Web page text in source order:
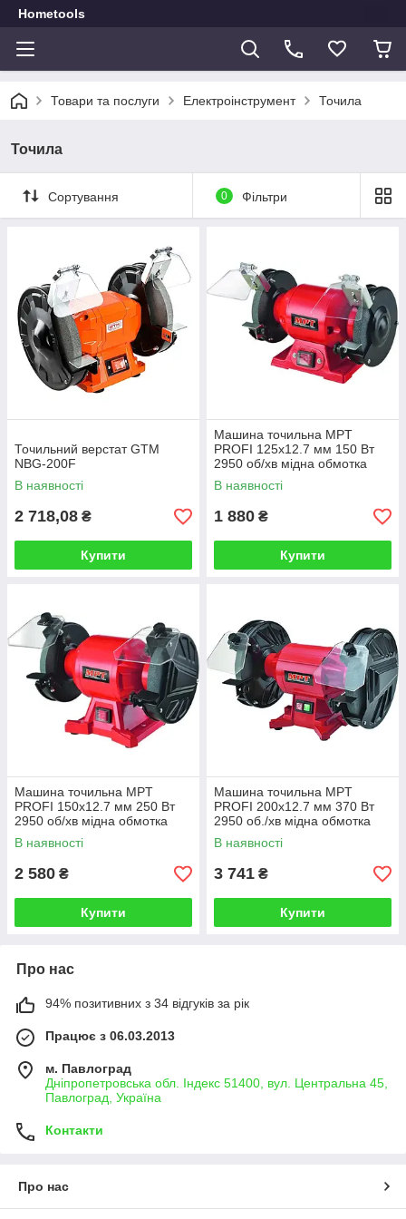
Hometools
Товари та послуги Електроінструмент Точила
Точила
Сортування 0 Фільтри
Точильний верстат GTM
NBG-200F
В наявності
2 718,08 ₴
Купити
Машина точильна MPT
PROFI 125х12.7 мм 150 Вт
2950 об/хв мідна обмотка
MBG1253
В наявності
1 880 ₴
Купити
Машина точильна MPT
PROFI 150х12.7 мм 250 Вт
2950 об/хв мідна обмотка
MBG1503
В наявності
2 580 ₴
Купити
Машина точильна MPT
PROFI 200х12.7 мм 370 Вт
2950 об./хв мідна обмотка
MBG2003
В наявності
3 741 ₴
Купити
Про нас
94% позитивних з 34 відгуків за рік
Працює з 06.03.2013
м. Павлоград
Дніпропетровська обл. Індекс 51400, вул. Центральна 45,
Павлоград, Україна
Контакти
Про нас